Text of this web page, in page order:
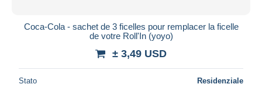
Coca-Cola - sachet de 3 ficelles pour remplacer la ficelle
de votre Roll'In (yoyo)
± 3,49 USD
Stato Residenziale